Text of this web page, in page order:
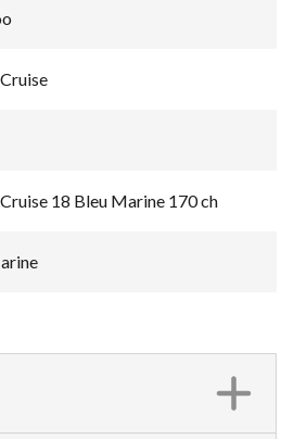
18 Bleu Marine 170 ch